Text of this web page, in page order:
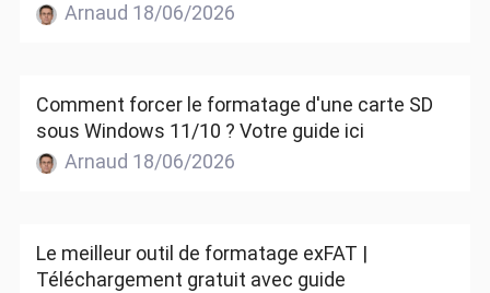
Arnaud 18/06/2026
Comment forcer le formatage d'une carte SD
sous Windows 11/10 ? Votre guide ici
Arnaud 18/06/2026
Le meilleur outil de formatage exFAT |
Téléchargement gratuit avec guide